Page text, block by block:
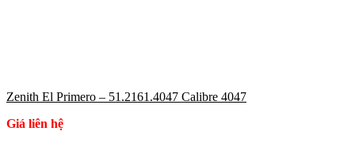
Zenith El Primero – 51.2161.4047 Calibre 4047
Giá liên hệ